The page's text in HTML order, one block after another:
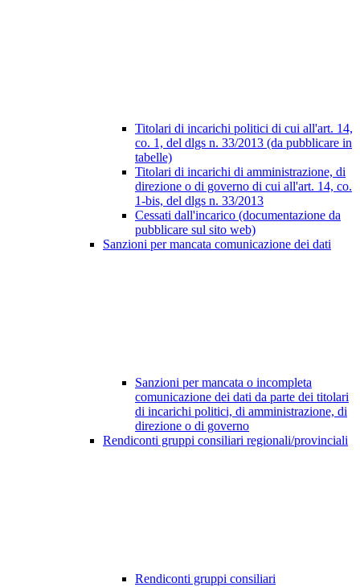
Titolari di incarichi politici di cui all'art. 14,
co. 1, del dlgs n. 33/2013 (da pubblicare in
tabelle)
Titolari di incarichi di amministrazione, di
direzione o di governo di cui all'art. 14, co.
1-bis, del dlgs n. 33/2013
Cessati dall'incarico (documentazione da
pubblicare sul sito web)
Sanzioni per mancata comunicazione dei dati
Sanzioni per mancata o incompleta
comunicazione dei dati da parte dei titolari
di incarichi politici, di amministrazione, di
direzione o di governo
Rendiconti gruppi consiliari regionali/provinciali
Rendiconti gruppi consiliari